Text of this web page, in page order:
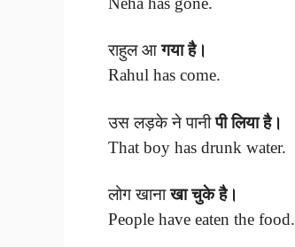
राहुल आगया है।
Rahul has come.
उस लड़के ने पानीपी लिया है।
That boy has drunk water.
लोग खानाखा चुके है।
People have eaten the food.